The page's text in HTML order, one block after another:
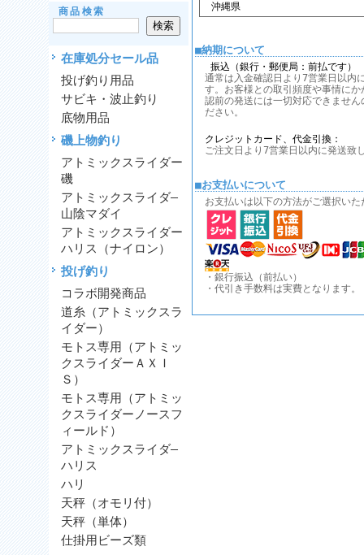
商品検索
在庫処分セール品
投げ釣り用品
サビキ・波止釣り
底物用品
磯上物釣り
アトミックスライダー
磯
アトミックスライダ―
山陰マダイ
アトミックスライダー
ハリス（ナイロン）
投げ釣り
コラボ開発商品
道糸（アトミックスラ
イダー）
モトス専用（アトミッ
クスライダーＡＸＩ
Ｓ）
モトス専用（アトミッ
クスライダーノースフ
ィールド）
アトミックスライダ―
ハリス
ハリ
天秤（オモリ付）
天秤（単体）
仕掛用ビーズ類
沖縄県
■納期について
振込（銀行・郵便局：前払です）
通常は入金確認日より7営業日以内
す。お客様との取引頻度や事情に
認前の発送には一切対応できませ
ださい。
クレジットカード、代金引換：
ご注文日より7営業日以内に発送致
■お支払いについて
お支払いは以下の方法がご選択いた
・銀行振込（前払い）
・代引き手数料は実費となります。